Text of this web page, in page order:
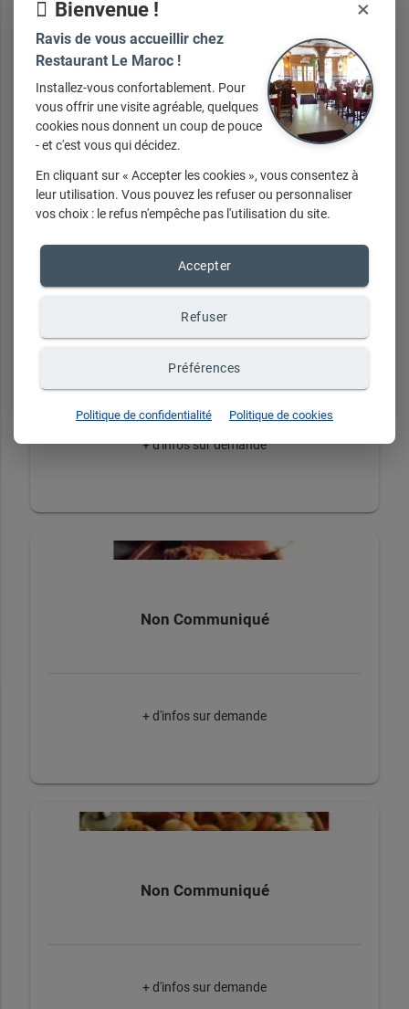
Non Communiqué
+ d'infos sur demande
+ d'infos sur demande
Non Communiqué
+ d'infos sur demande
Non Communiqué
+ d'infos sur demande
Bienvenue ! ×
Ravis de vous accueillir chez
Restaurant Le Maroc !
Installez-vous confortablement. Pour
vous offrir une visite agréable, quelques
cookies nous donnent un coup de pouce
- et c'est vous qui décidez.
En cliquant sur « Accepter les cookies », vous consentez à
leur utilisation. Vous pouvez les refuser ou personnaliser
vos choix : le refus n'empêche pas l'utilisation du site.
Accepter
Refuser
Préférences
Politique de confidentialité Politique de cookies